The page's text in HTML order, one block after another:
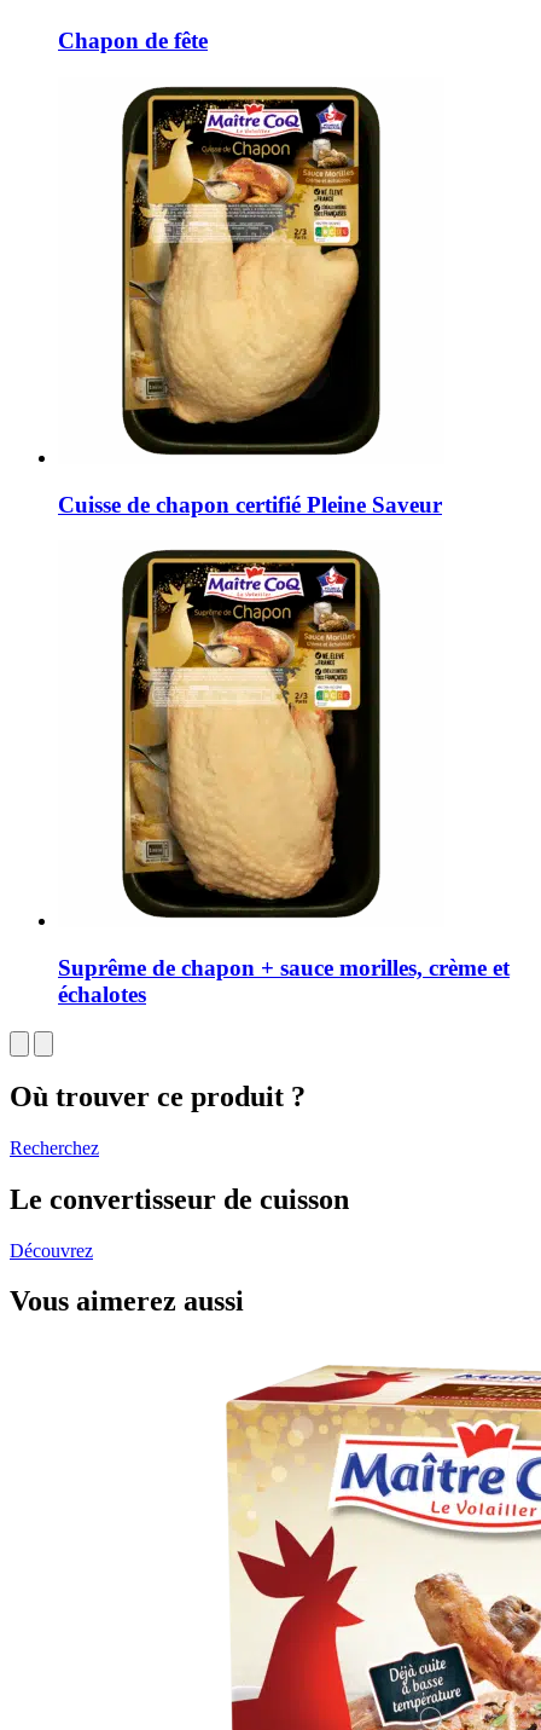
Chapon de fête
Cuisse de chapon certifié Pleine Saveur
Suprême de chapon + sauce morilles, crème et
échalotes
Où trouver ce produit ?
Recherchez
Le convertisseur de cuisson
Découvrez
Vous aimerez aussi